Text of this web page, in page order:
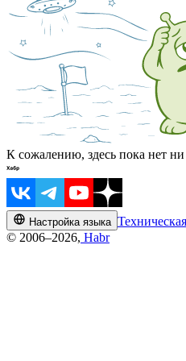
К сожалению, здесь пока нет
Настройка языка
© 2006–2026, Habr